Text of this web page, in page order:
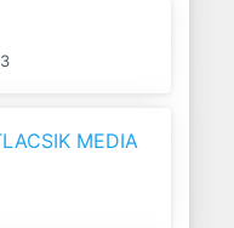
MEDIA